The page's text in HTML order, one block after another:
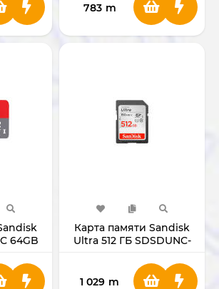
783 m
64GB
Карта памяти Sandisk
Ultra 512 ГБ SDSDUNC-
1 029 m